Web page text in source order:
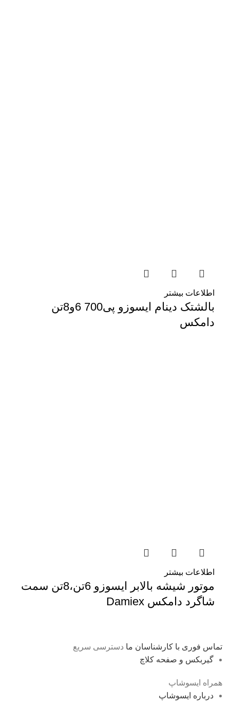
اطلاعات بیشتر
بالشتک دینام ایسوزو پی700 6و8تن
دامکس
اطلاعات بیشتر
موتور شیشه بالابر ایسوزو 6تن،8تن سمت
شاگرد دامکس Damiex
تماس فوری با کارشناسان ما دسترسی سریع
گیربکس و صفحه کلاچ
همراه ایسوشاپ
درباره ایسوشاپ